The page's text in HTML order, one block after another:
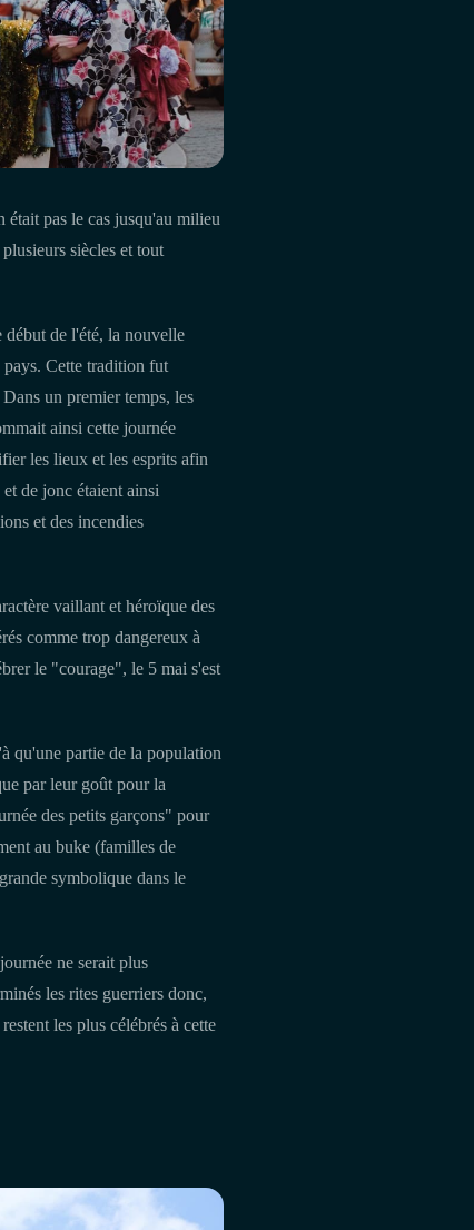
était pas le cas jusqu'au milieu
siècles et tout
de l'été, la nouvelle
Cette tradition fut
un premier temps, les
ainsi cette journée
les lieux et les esprits afin
de jonc étaient ainsi
et des incendies
vaillant et héroïque des
comme trop dangereux à
le "courage", le 5 mai s'est
qu'une partie de la population
par leur goût pour la
des petits garçons" pour
au buke (familles de
symbolique dans le
ne serait plus
les rites guerriers donc,
les plus célébrés à cette